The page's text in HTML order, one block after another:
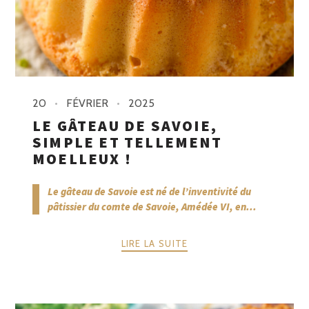
20 FÉVRIER 2025
LE GÂTEAU DE SAVOIE,
SIMPLE ET TELLEMENT
MOELLEUX !
Le gâteau de Savoie est né de l’inventivité du
pâtissier du comte de Savoie, Amédée VI, en...
LIRE LA SUITE